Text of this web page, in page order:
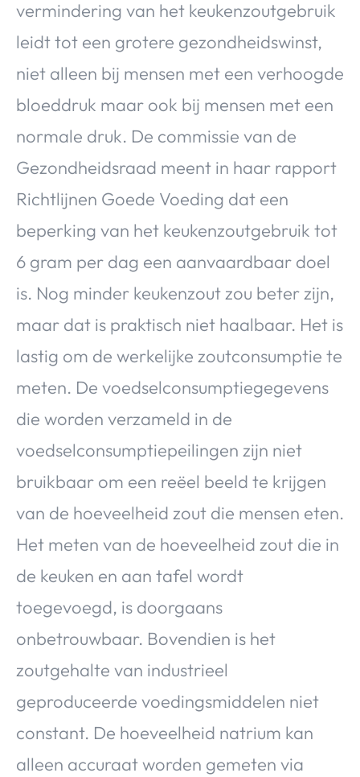
vermindering van het keukenzoutgebruik
leidt tot een grotere gezondheidswinst,
niet alleen bij mensen met een verhoogde
bloeddruk maar ook bij mensen met een
normale druk. De commissie van de
Gezondheidsraad meent in haar rapport
Richtlijnen Goede Voeding dat een
beperking van het keukenzoutgebruik tot
6 gram per dag een aanvaardbaar doel
is. Nog minder keukenzout zou beter zijn,
maar dat is praktisch niet haalbaar. Het is
lastig om de werkelijke zoutconsumptie te
meten. De voedselconsumptiegegevens
die worden verzameld in de
voedselconsumptiepeilingen zijn niet
bruikbaar om een reëel beeld te krijgen
van de hoeveelheid zout die mensen eten.
Het meten van de hoeveelheid zout die in
de keuken en aan tafel wordt
toegevoegd, is doorgaans
onbetrouwbaar. Bovendien is het
zoutgehalte van industrieel
geproduceerde voedingsmiddelen niet
constant. De hoeveelheid natrium kan
alleen accuraat worden gemeten via